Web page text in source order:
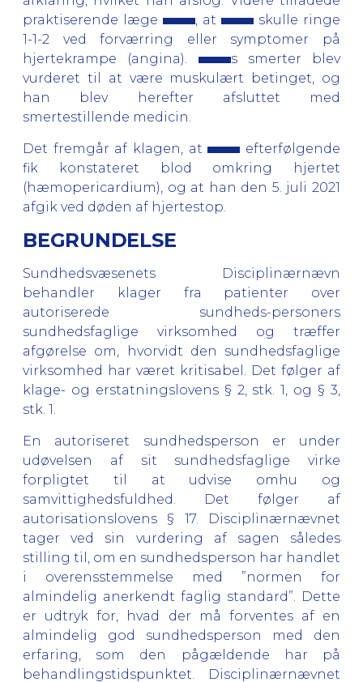
praktiserende læge
, at
skulle ringe
1-1-2 ved forværring eller symptomer på
hjertekrampe (angina).
s smerter blev
vurderet til at være muskulært betinget, og
han blev herefter afsluttet med
smertestillende medicin.
Det fremgår af klagen, at
efterfølgende
fik konstateret blod omkring hjertet
(hæmopericardium), og at han den 5. juli 2021
afgik ved døden af hjertestop.
BEGRUNDELSE
Sundhedsvæsenets Disciplinærnævn
behandler klager fra patienter over
autoriserede sundheds-personers
sundhedsfaglige virksomhed og træffer
afgørelse om, hvorvidt den sundhedsfaglige
virksomhed har været kritisabel. Det følger af
klage- og erstatningslovens § 2, stk. 1, og § 3,
stk. 1.
En autoriseret sundhedsperson er under
udøvelsen af sit sundhedsfaglige virke
forpligtet til at udvise omhu og
samvittighedsfuldhed. Det følger af
autorisationslovens § 17. Disciplinærnævnet
tager ved sin vurdering af sagen således
stilling til, om en sundhedsperson har handlet
i overensstemmelse med ”normen for
almindelig anerkendt faglig standard”. Dette
er udtryk for, hvad der må forventes af en
almindelig god sundhedsperson med den
erfaring, som den pågældende har på
behandlingstidspunktet. Disciplinærnævnet